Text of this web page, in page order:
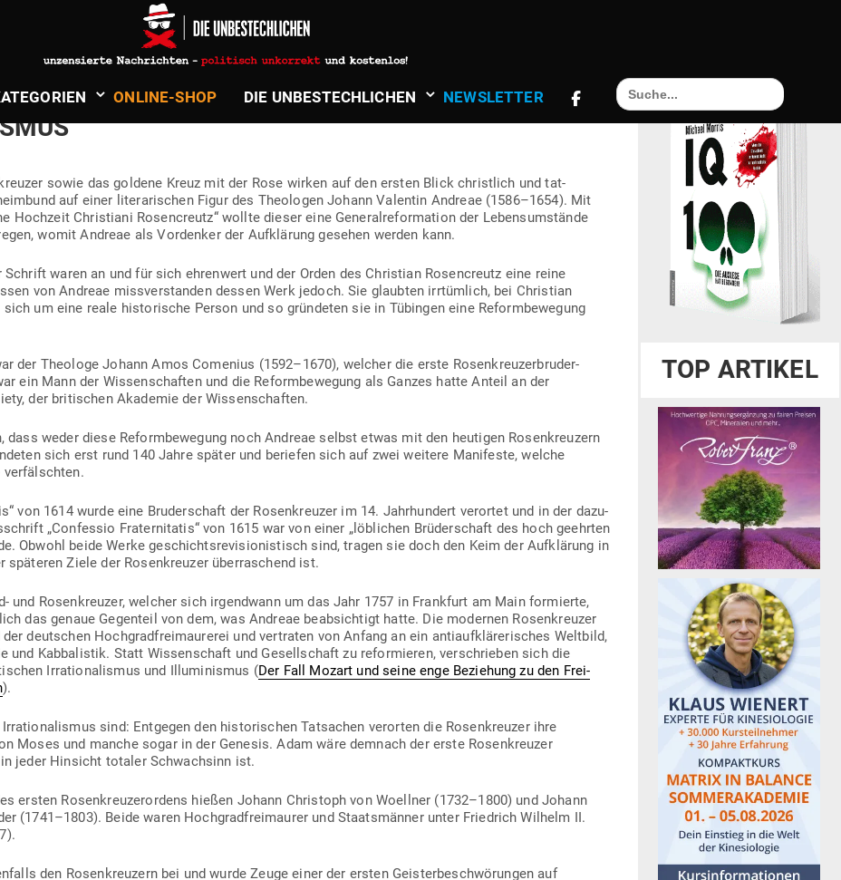
ONLINE-SHOP DIE UNBE­STECH­LICHEN NEWS­LETTER
Search
for:
Verschwörungen, Enthüllungen & Unglaubliches
BIN­DE­GLIED ZWI­SCHEN FREI­MAU­REREI
sowie das goldene Kreuz mit der Rose wirken auf den ersten Blick christlich und tat­
auf einer lite­ra­ri­schen Figur des Theo­logen Johann Valentin Andreae (1586–1654). Mit
Hochzeit Chris­tiani Rosen­creutz“ wollte dieser eine Gene­ral­re­for­mation der Lebens­um­stände
womit Andreae als Vor­denker der Auf­klärung gesehen werden kann.
waren an und für sich ehrenwert und der Orden des Christian Rosen­creutz eine reine
von Andreae miss­ver­standen dessen Werk jedoch. Sie glaubten irr­tümlich, bei Christian
sich um eine reale his­to­rische Person und so grün­deten sie in Tübingen eine Reform­be­wegung
der Theologe Johann Amos Comenius (1592–1670), welcher die erste Rosen­kreu­zer­bru­der­
ein Mann der Wis­sen­schaften und die Reform­be­wegung als Ganzes hatte Anteil an der
der bri­ti­schen Aka­demie der Wissenschaften.
dass weder diese Reform­be­wegung noch Andreae selbst etwas mit den heu­tigen Rosen­kreuzern
sich erst rund 140 Jahre später und beriefen sich auf zwei weitere Mani­feste, welche
verfälschten.
von 1614 wurde eine Bru­der­schaft der Rosen­kreuzer im 14. Jahr­hundert ver­ortet und in der dazu­
„Con­fessio Fra­ter­ni­tatis“ von 1615 war von einer „löb­lichen Brü­der­schaft des hoch geehrten
Obwohl beide Werke geschichts­re­vi­sio­nis­tisch sind, tragen sie doch den Keim der Auf­klärung in
spä­teren Ziele der Rosen­kreuzer über­ra­schend ist.
und Rosen­kreuzer, welcher sich irgendwann um das Jahr 1757 in Frankfurt am Main for­mierte,
das genaue Gegenteil von dem, was Andreae beab­sichtigt hatte. Die modernen Rosen­kreuzer
deut­schen Hoch­g­rad­frei­mau­rerei und ver­traten von Anfang an ein anti­auf­klä­re­ri­sches Weltbild,
und Kab­ba­listik. Statt Wis­sen­schaft und Gesell­schaft zu refor­mieren, ver­schrieben sich die
Irra­tio­na­lismus und Illu­mi­nismus (Der Fall Mozart und seine enge Beziehung zu den Frei­
).
sind: Ent­gegen den his­to­ri­schen Tat­sachen ver­orten die Rosen­kreuzer ihre
Moses und manche sogar in der Genesis. Adam wäre demnach der erste Rosen­kreuzer
jeder Hin­sicht totaler Schwachsinn ist.
ersten Rosen­kreu­zer­ordens hießen Johann Christoph von Woellner (1732–1800) und Johann
(1741–1803). Beide waren Hoch­g­rad­frei­maurer und Staats­männer unter Friedrich Wilhelm II.
den Rosen­kreuzern bei und wurde Zeuge einer der ersten Geis­ter­be­schwö­rungen auf
TOP ARTIKEL